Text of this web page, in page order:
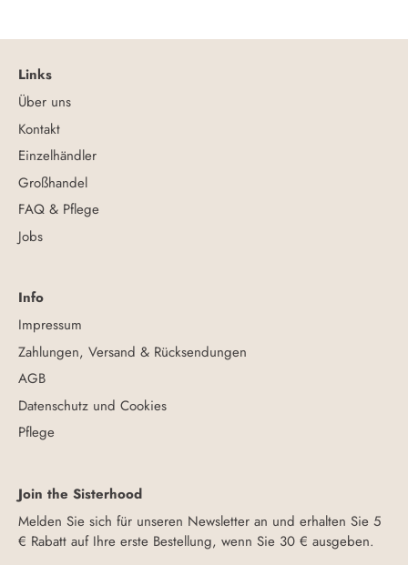
Links
Über uns
Kontakt
Einzelhändler
Großhandel
FAQ & Pflege
Jobs
Info
Impressum
Zahlungen, Versand & Rücksendungen
AGB
Datenschutz und Cookies
Pflege
Join the Sisterhood
Melden Sie sich für unseren Newsletter an und erhalten Sie 5
€ Rabatt auf Ihre erste Bestellung, wenn Sie 30 € ausgeben.